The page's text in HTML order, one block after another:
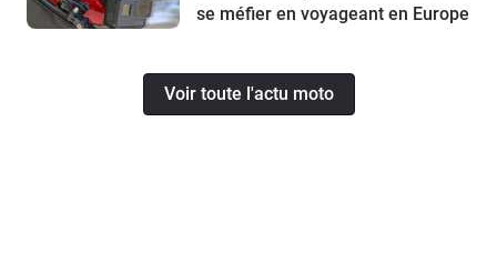
se méfier en voyageant en Europe
Voir toute l'actu moto